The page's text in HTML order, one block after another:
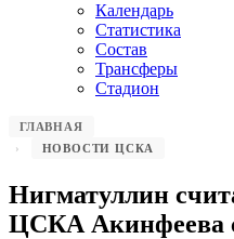
Календарь
Статистика
Состав
Трансферы
Стадион
ГЛАВНАЯ
НОВОСТИ ЦСКА
Нигматуллин
ЦСКА Акинфеева